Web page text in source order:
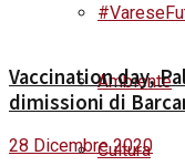
Ambiente
Cultura
Vaccination day,
dimissioni di
28 Dicembre 2020